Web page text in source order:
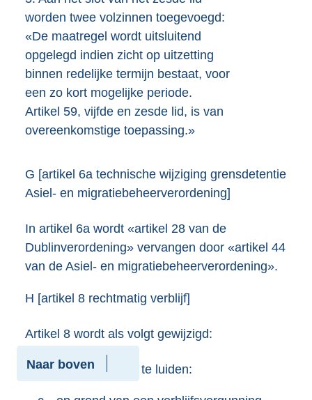
worden twee volzinnen toegevoegd:
«De maatregel wordt uitsluitend
opgelegd indien zicht op uitzetting
binnen redelijke termijn bestaat, voor
een zo kort mogelijke periode.
Artikel 59, vijfde en zesde lid, is van
overeenkomstige toepassing.»
G [artikel 6a technische wijziging grensdetentie
Asiel- en migratiebeheerverordening]
In artikel 6a wordt «artikel 28 van de
Dublinverordening» vervangen door «artikel 44
van de Asiel- en migratiebeheerverordening».
H [artikel 8 rechtmatig verblijf]
Artikel 8 wordt als volgt gewijzigd:
1.Onderdeel c komt te luiden:
Naar boven